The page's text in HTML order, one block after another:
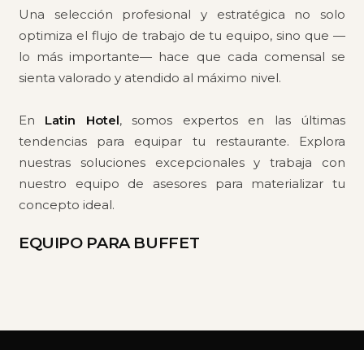
Una selección profesional y estratégica no solo
optimiza el flujo de trabajo de tu equipo, sino que —
lo más importante— hace que cada comensal se
sienta valorado y atendido al máximo nivel.
En Latin Hotel, somos expertos en las últimas
tendencias para equipar tu restaurante. Explora
nuestras soluciones excepcionales y trabaja con
nuestro equipo de asesores para materializar tu
concepto ideal.
EQUIPO PARA BUFFET